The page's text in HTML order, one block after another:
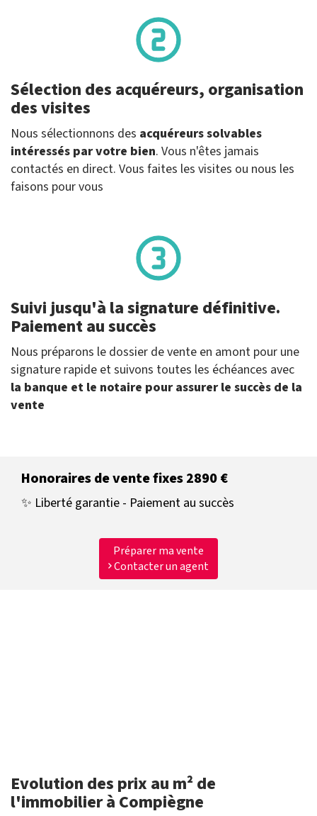
Sélection des acquéreurs, organisation
des visites
Nous sélectionnons des acquéreurs solvables
intéressés par votre bien. Vous n'êtes jamais
contactés en direct. Vous faites les visites ou nous les
faisons pour vous
Suivi jusqu'à la signature définitive.
Paiement au succès
Nous préparons le dossier de vente en amont pour une
signature rapide et suivons toutes les échéances avec
la banque et le notaire pour assurer le succès de la
vente
Honoraires de vente fixes 2890 €
✨ Liberté garantie - Paiement au succès
Préparer ma vente
Contacter un agent
Evolution des prix au m² de
l'immobilier à Compiègne